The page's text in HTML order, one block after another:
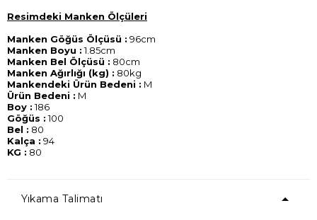
Resimdeki Manken Ölçüleri
Manken Göğüs Ölçüsü : 96cm
Manken Boyu :1.85cm
Manken Bel Ölçüsü : 80cm
Manken Ağırlığı (kg) : 80kg
Mankendeki Ürün Bedeni : M
Ürün Bedeni : M
Boy :186
Göğüs :100
Bel : 80
Kalça : 94
KG : 80
Yıkama Talimatı